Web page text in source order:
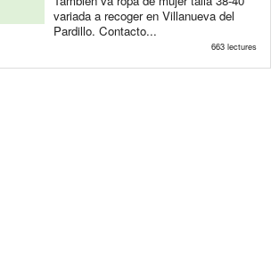
variada a recoger en Villanueva del
Pardillo. Contacto...
663 lectures